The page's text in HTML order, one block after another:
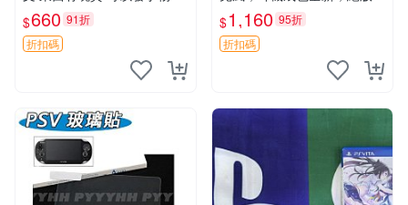
無質量問題售不退不換
$660 91折
折扣碼
物，具體看圖， 適合PSVITA
主機使用，音質好，帶麥方便
溝通， 東西有現貨 可以發手
$1,160 95折
折扣碼